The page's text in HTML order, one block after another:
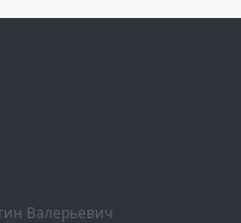
Валерьевич